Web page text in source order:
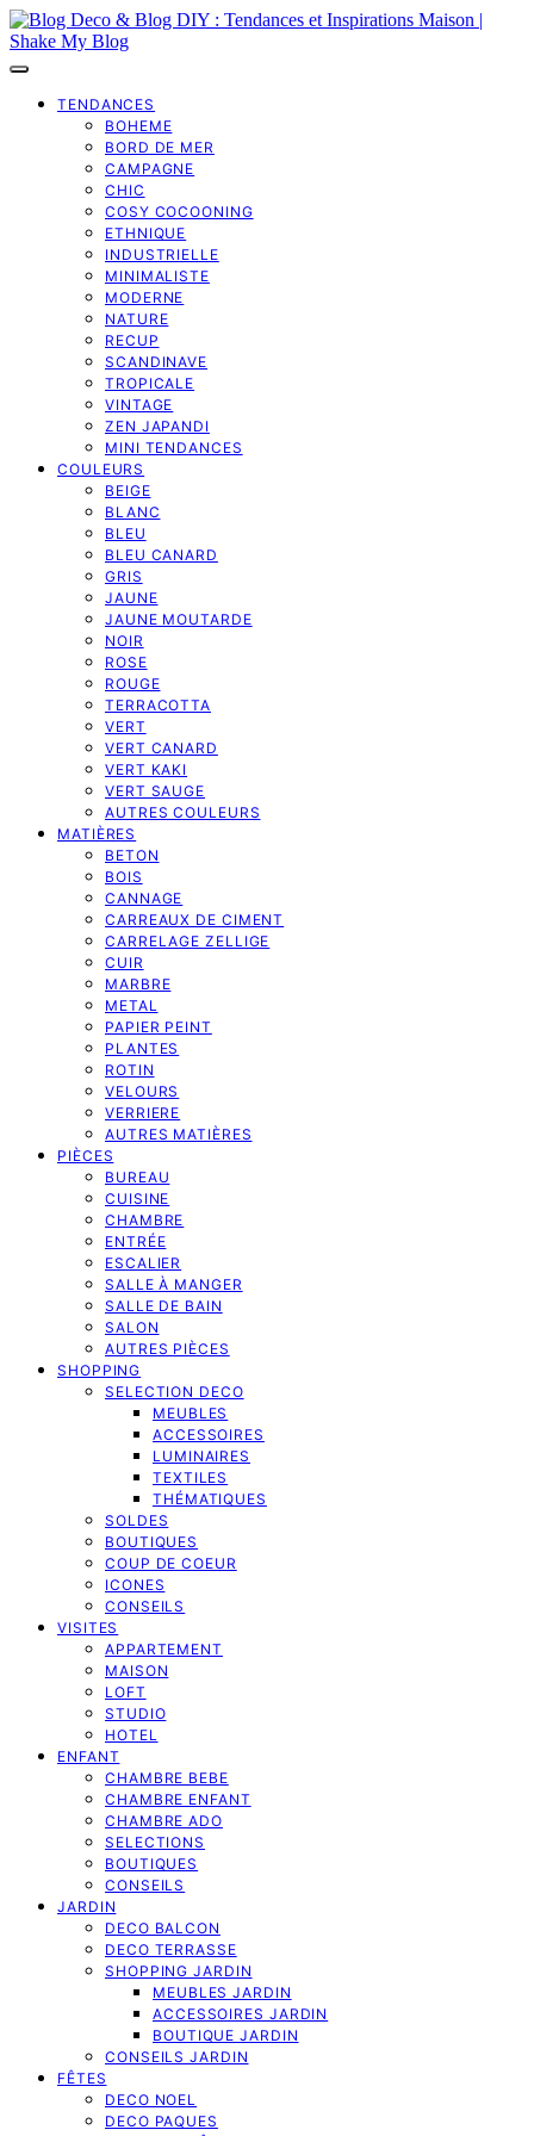
TENDANCES
BOHEME
BORD DE MER
CAMPAGNE
CHIC
COSY COCOONING
ETHNIQUE
INDUSTRIELLE
MINIMALISTE
MODERNE
NATURE
RECUP
SCANDINAVE
TROPICALE
VINTAGE
ZEN JAPANDI
MINI TENDANCES
COULEURS
BEIGE
BLANC
BLEU
BLEU CANARD
GRIS
JAUNE
JAUNE MOUTARDE
NOIR
ROSE
ROUGE
TERRACOTTA
VERT
VERT CANARD
VERT KAKI
VERT SAUGE
AUTRES COULEURS
MATIÈRES
BETON
BOIS
CANNAGE
CARREAUX DE CIMENT
CARRELAGE ZELLIGE
CUIR
MARBRE
METAL
PAPIER PEINT
PLANTES
ROTIN
VELOURS
VERRIERE
AUTRES MATIÈRES
PIÈCES
BUREAU
CUISINE
CHAMBRE
ENTRÉE
ESCALIER
SALLE À MANGER
SALLE DE BAIN
SALON
AUTRES PIÈCES
SHOPPING
SELECTION DECO
MEUBLES
ACCESSOIRES
LUMINAIRES
TEXTILES
THÉMATIQUES
SOLDES
BOUTIQUES
COUP DE COEUR
ICONES
CONSEILS
VISITES
APPARTEMENT
MAISON
LOFT
STUDIO
HOTEL
ENFANT
CHAMBRE BEBE
CHAMBRE ENFANT
CHAMBRE ADO
SELECTIONS
BOUTIQUES
CONSEILS
JARDIN
DECO BALCON
DECO TERRASSE
SHOPPING JARDIN
MEUBLES JARDIN
ACCESSOIRES JARDIN
BOUTIQUE JARDIN
CONSEILS JARDIN
FÊTES
DECO NOEL
DECO PAQUES